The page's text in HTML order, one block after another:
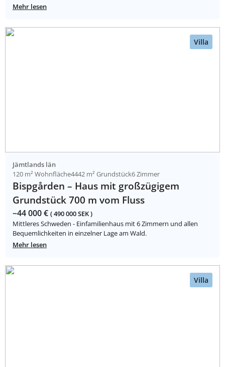
Mehr lesen
Villa
Jämtlands län
120 m² Wohnfläche4442 m² Grundstück6 Zimmer
Bispgården – Haus mit großzügigem
Grundstück 700 m vom Fluss
~44 000 € ( 490 000 SEK )
Mittleres Schweden - Einfamilienhaus mit 6 Zimmern und allen
Bequemlichkeiten in einzelner Lage am Wald.
Mehr lesen
Villa